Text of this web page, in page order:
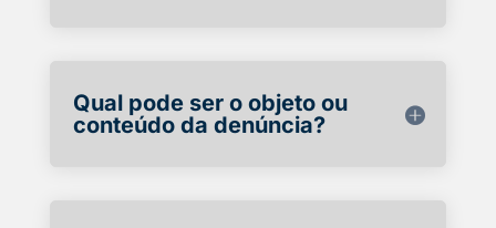
Qual pode ser o objeto ou
conteúdo da denúncia?